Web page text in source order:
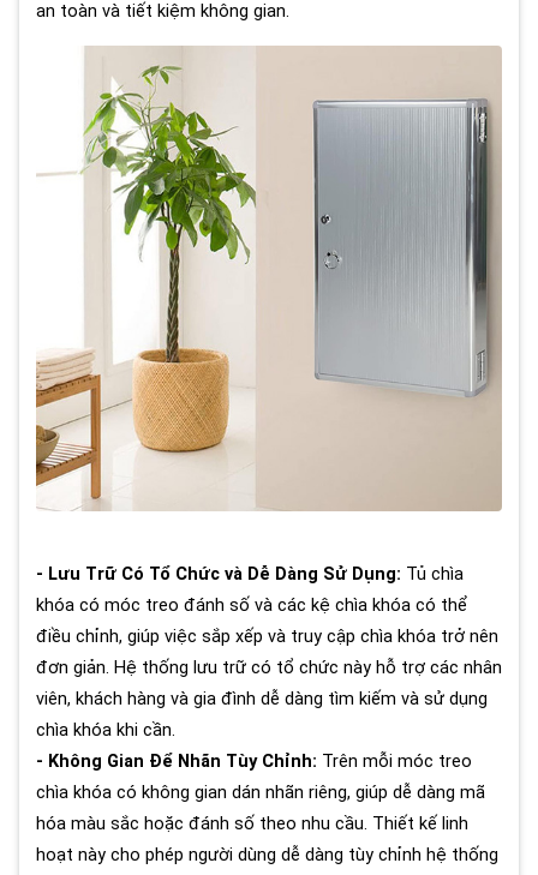
an toàn và tiết kiệm không gian.
- Lưu Trữ Có Tổ Chức và Dễ Dàng Sử Dụng: Tủ chìa
khóa có móc treo đánh số và các kệ chìa khóa có thể
điều chỉnh, giúp việc sắp xếp và truy cập chìa khóa trở nên
đơn giản. Hệ thống lưu trữ có tổ chức này hỗ trợ các nhân
viên, khách hàng và gia đình dễ dàng tìm kiếm và sử dụng
chìa khóa khi cần.
- Không Gian Để Nhãn Tùy Chỉnh: Trên mỗi móc treo
chìa khóa có không gian dán nhãn riêng, giúp dễ dàng mã
hóa màu sắc hoặc đánh số theo nhu cầu. Thiết kế linh
hoạt này cho phép người dùng dễ dàng tùy chỉnh hệ thống